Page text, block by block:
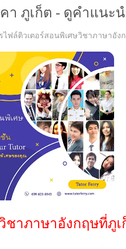
า ภูเก็ต - ดูคำแนะ
ฟล์ติวเตอร์สอนพิเศษวิชาภาษาอัง
าภาษาอังกฤษที่ภู